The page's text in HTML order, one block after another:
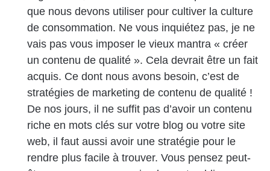
que nous devons utiliser pour cultiver la culture
de consommation. Ne vous inquiétez pas, je ne
vais pas vous imposer le vieux mantra « créer
un contenu de qualité ». Cela devrait être un fait
acquis. Ce dont nous avons besoin, c’est de
stratégies de marketing de contenu de qualité !
De nos jours, il ne suffit pas d’avoir un contenu
riche en mots clés sur votre blog ou votre site
web, il faut aussi avoir une stratégie pour le
rendre plus facile à trouver. Vous pensez peut-